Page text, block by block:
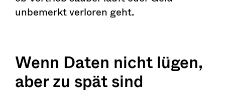
unbemerkt verloren geht.
Wenn Daten nicht lügen,
aber zu spät sind